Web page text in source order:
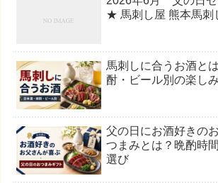
★ 馬刺し屋 熊本
馬刺しに合うお酒と
酎・ビール別の楽し
父の日にお酒好きの
つまみとは？晩酌時
選び